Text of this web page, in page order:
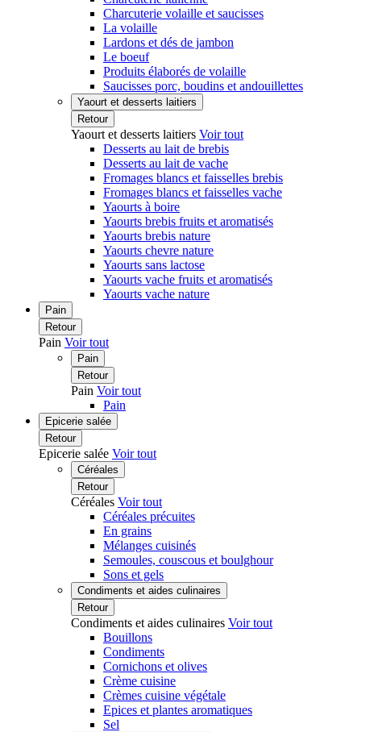
Charcuterie volaille et saucisses
La volaille
Lardons et dés de jambon
Le boeuf
Produits élaborés de volaille
Saucisses porc, boudins et andouillettes
Yaourt et desserts laitiers
Retour
Yaourt et desserts laitiers Voir tout
Desserts au lait de brebis
Desserts au lait de vache
Fromages blancs et faisselles brebis
Fromages blancs et faisselles vache
Yaourts à boire
Yaourts brebis fruits et aromatisés
Yaourts brebis nature
Yaourts chevre nature
Yaourts sans lactose
Yaourts vache fruits et aromatisés
Yaourts vache nature
Pain
Retour
Pain Voir tout
Pain
Retour
Pain Voir tout
Pain
Epicerie salée
Retour
Epicerie salée Voir tout
Céréales
Retour
Céréales Voir tout
Céréales précuites
En grains
Mélanges cuisinés
Semoules, couscous et boulghour
Sons et gels
Condiments et aides culinaires
Retour
Condiments et aides culinaires Voir tout
Bouillons
Condiments
Cornichons et olives
Crème cuisine
Crèmes cuisine végétale
Epices et plantes aromatiques
Sel